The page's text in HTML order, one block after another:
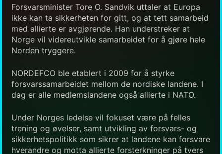
Forsvarsminister Tore O. Sandvik uttaler at Europa
ikke kan ta sikkerheten for gitt, og at tett samarbeid
med allierte er avgjørende. Han understreker at
Norge vil videreutvikle samarbeidet for å gjøre hele
Norden tryggere.
NORDEFCO ble etablert i 2009 for å styrke
forsvarssamarbeidet mellom de nordiske landene. I
dag er alle medlemslandene også allierte i NATO.
Under Norges ledelse vil fokuset være på felles
trening og øvelser, samt utvikling av forsvars- og
sikkerhetspolitikk som sikrer at landene kan forsvare
hverandre og motta allierte forsterkninger på tvers